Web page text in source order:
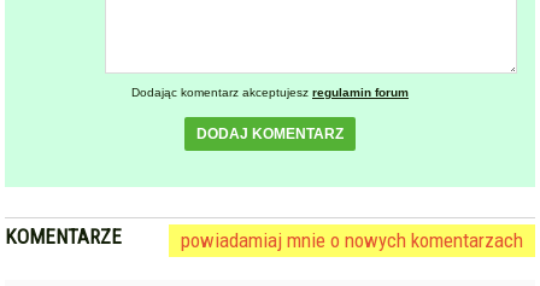
Dodając komentarz akceptujesz regulamin forum
DODAJ KOMENTARZ
KOMENTARZE powiadamiaj mnie o nowych komentarzach